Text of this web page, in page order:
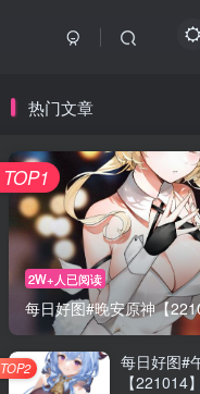
热门文章
2W+人已阅读
每日好图#晚安原神【
TOP1
每日好图#
【221014】
TOP2